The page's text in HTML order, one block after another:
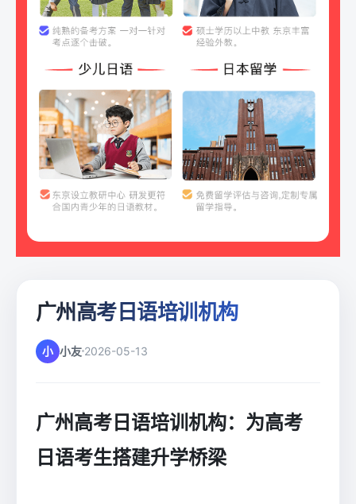
广州高考日语培训机构
小 小友 2026-05-13
广州高考日语培训机构：为高考
日语考生搭建升学桥梁